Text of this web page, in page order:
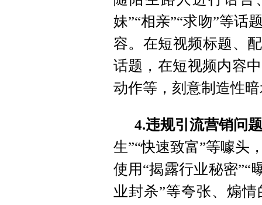
妹”“相亲”“求吻”等话
容。在短视频标题、
话题，在短视频内容
动作等，刻意制造性
4.违规引流营销问
生”“快速致富”等噱头
使用“揭露行业秘密”“
业封杀”等夸张、煽